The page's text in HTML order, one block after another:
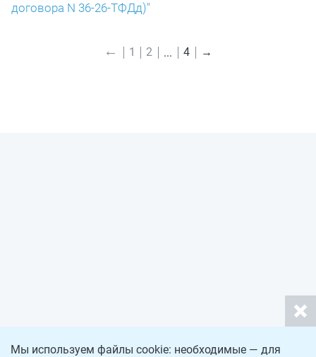
договора N 36-26-ТФДд)"
← 1 2 4 →
Мы используем файлы cookie: необходимые — для